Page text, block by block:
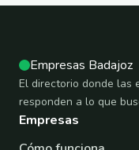
Empresas Badajoz
El directorio donde las
responden a lo que
Empresas